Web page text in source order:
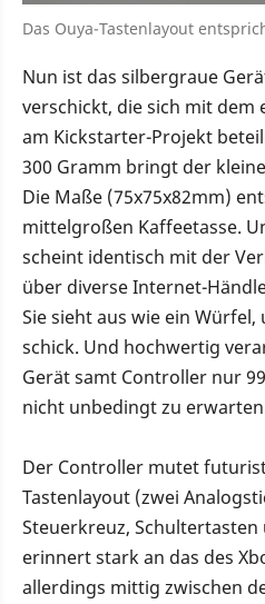
Das Ouya-Tastenlayout
Nun ist das silbergraue
verschickt, die sich mit dem
am Kickstarter-Projekt
300 Gramm bringt der
Die Maße (75x75x82mm)
mittelgroßen Kaffeetasse.
scheint identisch mit der
über diverse Internet-
Sie sieht aus wie ein
schick. Und hochwertig
Gerät samt Controller nur
nicht unbedingt zu
Der Controller mutet
Tastenlayout (zwei
Steuerkreuz,
erinnert stark an das des
allerdings mittig zwischen